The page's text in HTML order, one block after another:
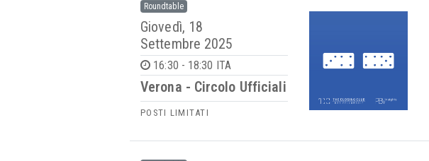
Roundtable
Giovedì, 18
Settembre 2025
16:30 - 18:30 ITA
Verona - Circolo Ufficiali
POSTI LIMITATI